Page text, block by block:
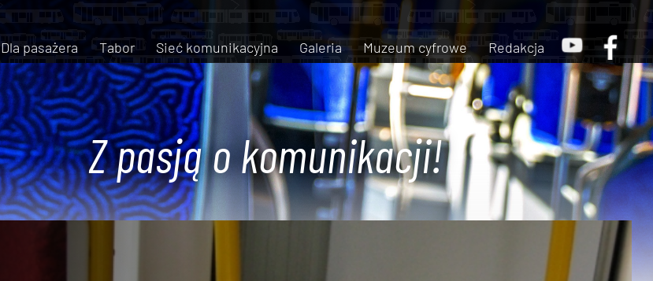
Dla pasażera Tabor Sieć komunikacyjna Galeria Muzeum cyfrowe Redakcja
Z pasją o komunikacji!